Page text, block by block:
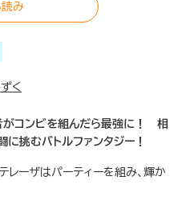
読み
く
がコンビを組んだら最強に！ 相
挑むバトルファンタジー！
レーザはパーティーを組み、輝か